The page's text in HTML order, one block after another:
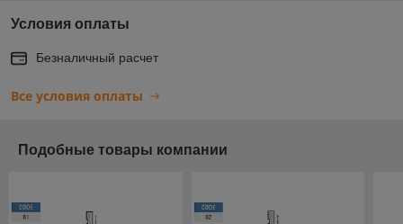
Условия оплаты
Безналичный расчет
Все условия оплаты
Подобные товары компании